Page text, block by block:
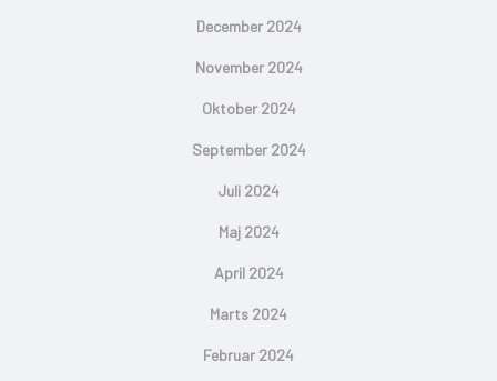
December 2024
November 2024
Oktober 2024
September 2024
Juli 2024
Maj 2024
April 2024
Marts 2024
Februar 2024